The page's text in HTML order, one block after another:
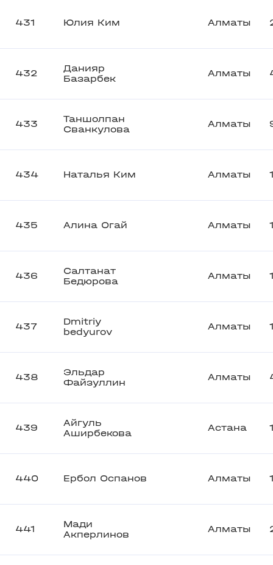
431 Юлия Ким Алматы
432
Данияр
Базарбек
Алматы
433
Таншолпан
Сванкулова
Алматы
434 Наталья Ким Алматы
435 Алина Огай Алматы
436
Салтанат
Бедюрова
Алматы
437
Dmitriy
bedyurov
Алматы
438
Эльдар
Файзуллин
Алматы
439
Айгуль
Аширбекова
Астана
440 Ербол Оспанов Алматы
441
Мади
Акперлинов
Алматы